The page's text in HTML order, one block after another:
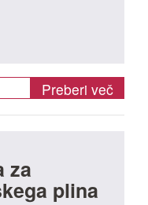
Preberi več
za
plina